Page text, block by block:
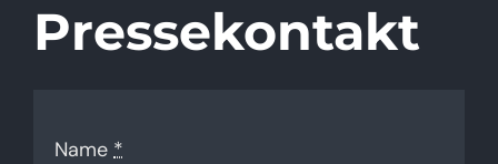
Pressekontakt
Name*